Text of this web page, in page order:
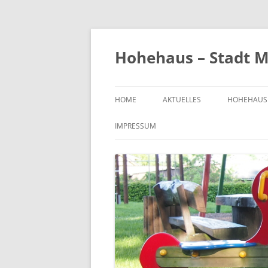
Zum
springen
Hohehaus – Stadt
HOME AKTUELLES HOHEHAUS
ORTS-
1989
BILDER
KIRCHE
FRIEDHOF
IMPRESSUM